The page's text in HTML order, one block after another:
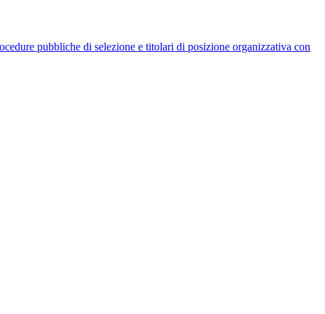
pubbliche di selezione e titolari di posizione organizzativa con